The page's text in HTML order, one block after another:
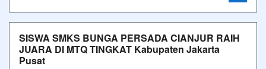
SISWA SMKS BUNGA PERSADA CIANJUR RAIH
JUARA DI MTQ TINGKAT Kabupaten Jakarta
Pusat